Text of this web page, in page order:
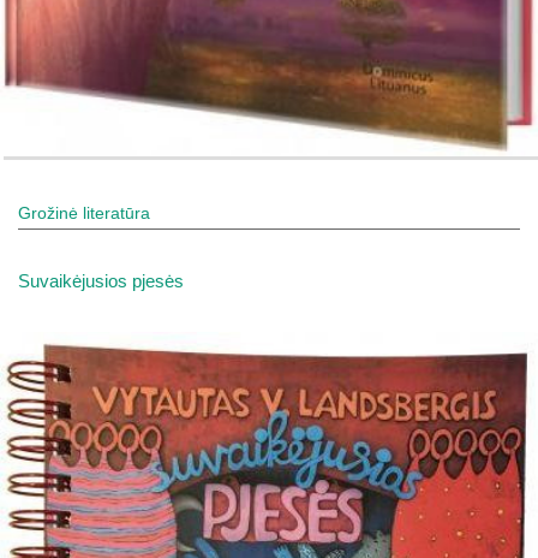
Grožinė literatūra
Suvaikėjusios pjesės